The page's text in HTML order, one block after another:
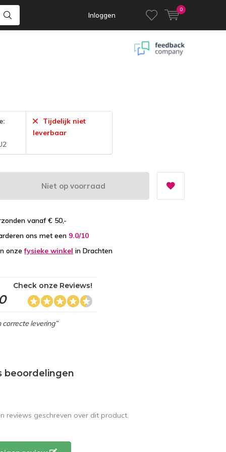
Inloggen
0
Tijdelijk niet
leverbaar
Niet op voorraad
vanaf € 50,-
ons met een 9.0/10
onzefysieke winkel in Drachten
Check onze Reviews!
correcte levering”
beoordelingen
reviews geschreven over dit product.